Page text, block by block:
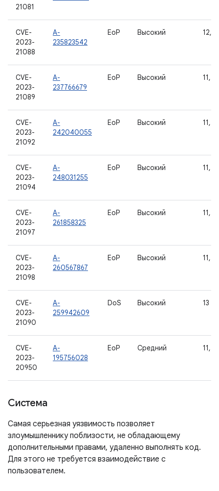
21081
CVE-
2023-
21088
A-
235823542
EoP Высокий 12,
CVE-
2023-
21089
A-
237766679
EoP Высокий 11,
CVE-
2023-
21092
A-
242040055
EoP Высокий 11,
CVE-
2023-
21094
A-
248031255
EoP Высокий 11,
CVE-
2023-
21097
A-
261858325
EoP Высокий 11,
CVE-
2023-
21098
A-
260567867
EoP Высокий 11,
CVE-
2023-
21090
A-
259942609
DoS Высокий 13
CVE-
2023-
20950
A-
195756028
EoP Средний 11,
Система
Самая серьезная уязвимость позволяет
злоумышленнику поблизости, не обладающему
дополнительными правами, удаленно выполнять код.
Для этого не требуется взаимодействие с
пользователем.